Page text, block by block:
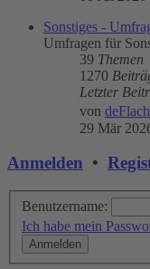
Sonstiges -
Umfragen für
39 Themen
1270
Letzter
von
29 Mär
Anmelden •
Benutzername:
Ich habe mein